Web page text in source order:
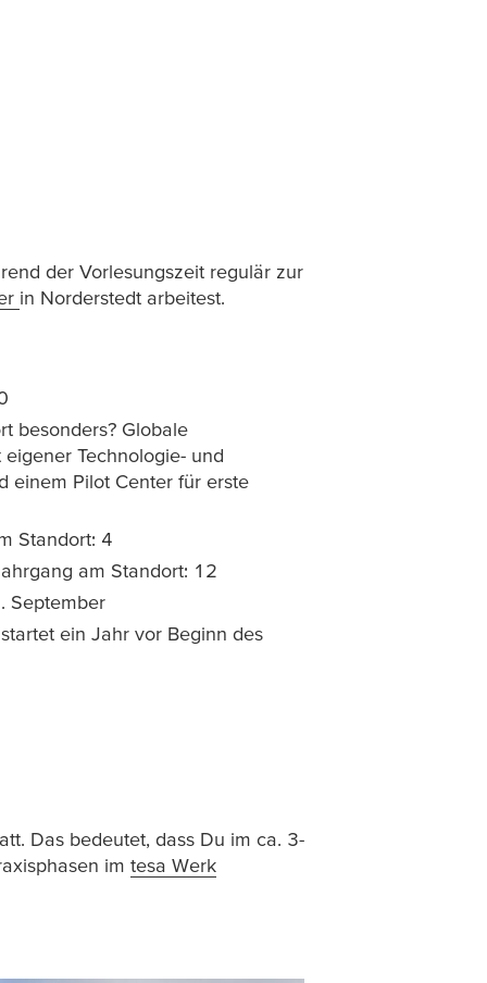
der Vorlesungszeit regulär zur
in Norderstedt arbeitest.
besonders? Globale
Technologie- und
einem Pilot Center für erste
Standort: 4
am Standort: 12
September
ein Jahr vor Beginn des
Das bedeutet, dass Du im ca. 3-
im tesa Werk